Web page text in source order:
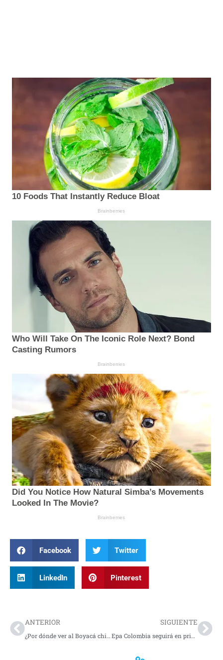
Facebook Twitter
LinkedIn Pinterest
ANTERIOR
¿Por dónde ver al Boyacá chico jugar contra Santa fe?
SIGUIENTE
Epa Colombia seguirá en prisión: Corte Suprema niega tutela